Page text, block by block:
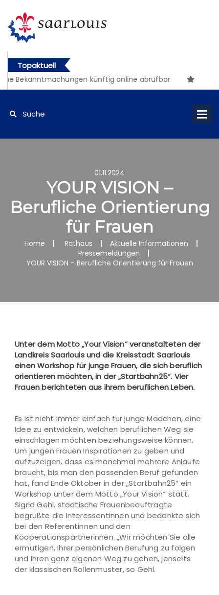
Topaktuell
Bekanntmachungen künftig online abrufbar
01.11.2024
YOUR VISION –
Berufliche Orientierung
für Frauen
Home Rathaus
Aktuelle Informationen
Pressemeldungen
YOUR VISION – Berufliche Orientierung für Frauen
Unter dem Motto „Your Vision“ veranstalteten der
Landkreis Saarlouis und die Kreisstadt Saarlouis
einen Workshop für junge Frauen, die sich beruflich
orientieren möchten, in der „Startbahn25“. Vier
Frauen berichteten aus ihrem beruflichen Leben.
Es ist nicht immer einfach für junge Mädchen, eine
Idee zu entwickeln, welchen beruflichen Weg sie
einschlagen möchten beziehungsweise können.
Um jungen Frauen Inspirationen zu geben und
aufzuzeigen, dass es manchmal mehrere Anläufe
braucht, bis man den passenden Beruf gefunden
hat, fand Ende Oktober in der „Startbahn25“ ein
Workshop unter dem Motto „Your Vision“ statt.
Sigrid Gehl, städtische Frauenbeauftragte
begrüßte die Interessentinnen und bedankte sich
bei den Referentinnen und den
Kooperationspartnerinnen. „Wir möchten Sie alle
ermutigen, Ihrer persönlichen Berufung zu folgen
und Ihren ganz eigenen Weg zu gehen, jenseits
der klassischen Rollenmuster, so Gehl.